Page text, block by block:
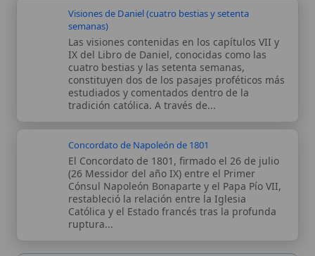
El Concordato de 1801, firmado el 26 de julio
(26 Messidor del año IX) entre el Primer
Cónsul Napoleón Bonaparte y el Papa Pío VII,
restableció la relación entre la Iglesia
Católica y el Estado francés tras la profunda
ruptura...
editorial de Wikitólica. Las afirmaciones
del artículo están basadas y contrastadas
usando fuentes catolicas: escritos
patrísticos, de santos, artículos
teológicos, documentos históricos, actas
de concilios, encíclicas, fuentes